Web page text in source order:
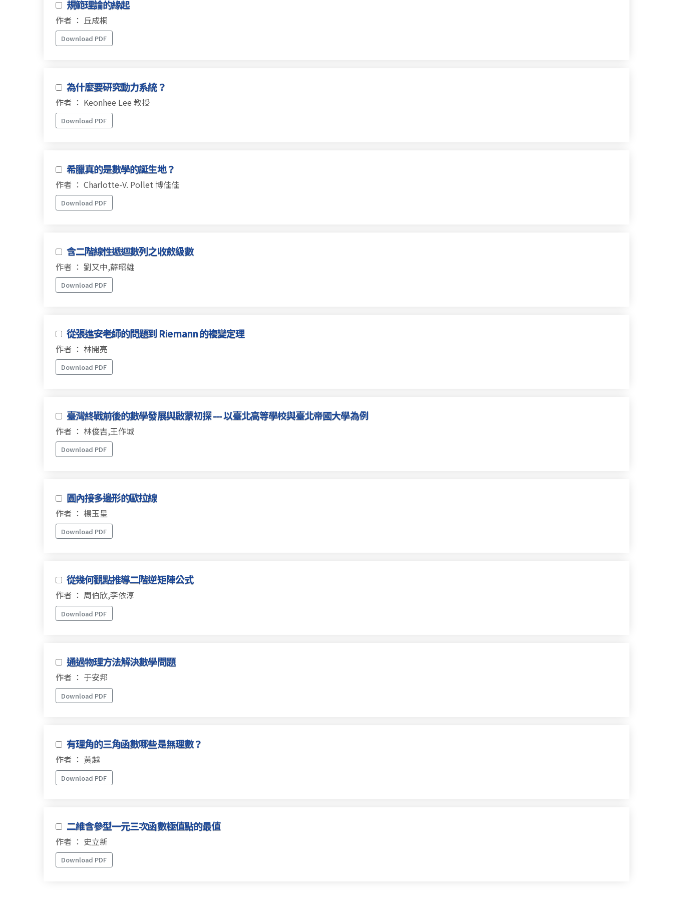
規範理論的緣起
作者 ： 丘成桐
Download PDF
為什麼要研究動力系統？
作者 ： Keonhee Lee 教授
Download PDF
希臘真的是數學的誕生地？
作者 ： Charlotte-V. Pollet 博佳佳
Download PDF
含二階線性遞迴數列之收斂級數
作者 ： 劉又中,薛昭雄
Download PDF
從張進安老師的問題到 Riemann 的複變定理
作者 ： 林開亮
Download PDF
臺灣終戰前後的數學發展與啟蒙初探 --- 以臺北高等學校與臺北帝國大學為例
作者 ： 林俊吉,王作城
Download PDF
圓內接多邊形的歐拉線
作者 ： 楊玉星
Download PDF
從幾何觀點推導二階逆矩陣公式
作者 ： 周伯欣,李依淳
Download PDF
通過物理方法解決數學問題
作者 ： 于安邦
Download PDF
有理角的三角函數哪些是無理數？
作者 ： 黃越
Download PDF
二維含參型一元三次函數極值點的最值
作者 ： 史立新
Download PDF